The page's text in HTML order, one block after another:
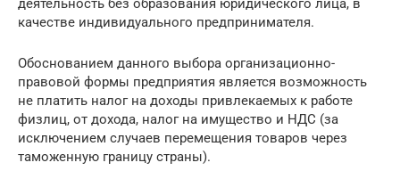
деятельность без образования юридического лица, в
качестве индивидуального предпринимателя.
Обоснованием данного выбора организационно-
правовой формы предприятия является возможность
не платить налог на доходы привлекаемых к работе
физлиц, от дохода, налог на имущество и НДС (за
исключением случаев перемещения товаров через
таможенную границу страны).